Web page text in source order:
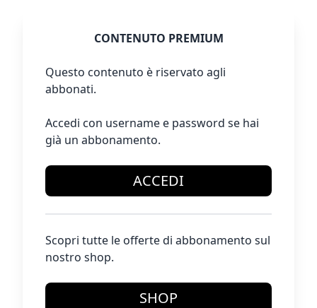
CONTENUTO PREMIUM
Questo contenuto è riservato agli
abbonati.
Accedi con username e password se hai
già un abbonamento.
ACCEDI
Scopri tutte le offerte di abbonamento sul
nostro shop.
SHOP